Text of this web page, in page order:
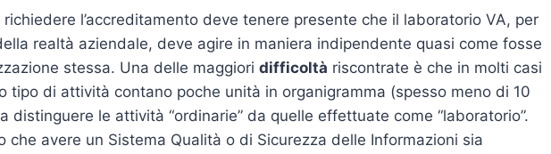
richiedere l’accreditamento deve tenere presente che il laboratorio VA, per
realtà aziendale, deve agire in maniera indipendente quasi come fosse
stessa. Una delle maggiori difficoltà riscontrate è che in molti casi
tipo di attività contano poche unità in organigramma (spesso meno di 10
distinguere le attività “ordinarie” da quelle effettuate come “laboratorio”.
che avere un Sistema Qualità o di Sicurezza delle Informazioni sia